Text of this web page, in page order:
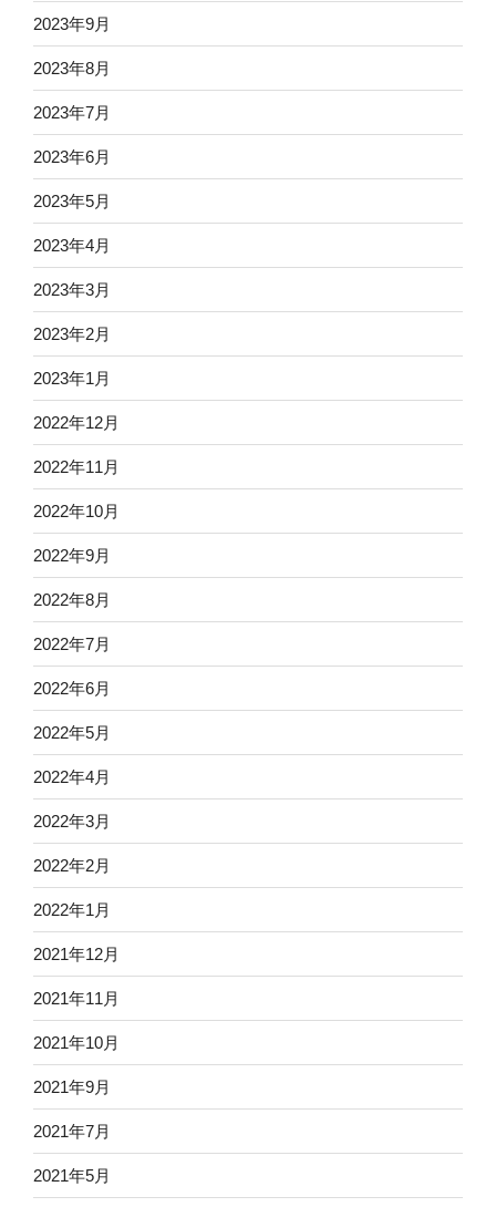
2023年9月
2023年8月
2023年7月
2023年6月
2023年5月
2023年4月
2023年3月
2023年2月
2023年1月
2022年12月
2022年11月
2022年10月
2022年9月
2022年8月
2022年7月
2022年6月
2022年5月
2022年4月
2022年3月
2022年2月
2022年1月
2021年12月
2021年11月
2021年10月
2021年9月
2021年7月
2021年5月